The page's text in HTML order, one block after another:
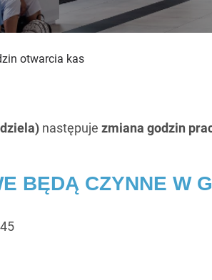
otwarcia kas
następuje zmiana godzin
BĘDĄ CZYNNE W